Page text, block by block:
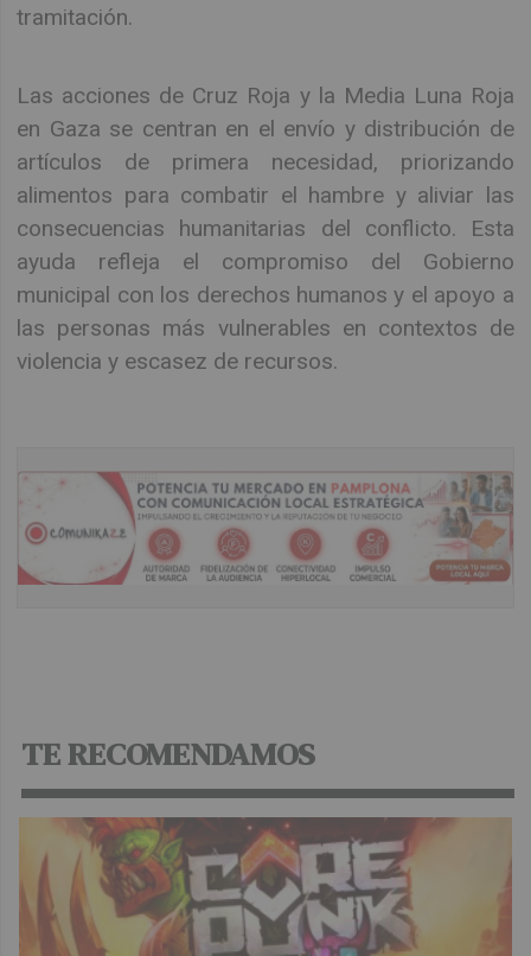
tramitación.
Las acciones de Cruz Roja y la Media Luna Roja
en Gaza se centran en el envío y distribución de
artículos de primera necesidad, priorizando
alimentos para combatir el hambre y aliviar las
consecuencias humanitarias del conflicto. Esta
ayuda refleja el compromiso del Gobierno
municipal con los derechos humanos y el apoyo a
las personas más vulnerables en contextos de
violencia y escasez de recursos.
TE RECOMENDAMOS